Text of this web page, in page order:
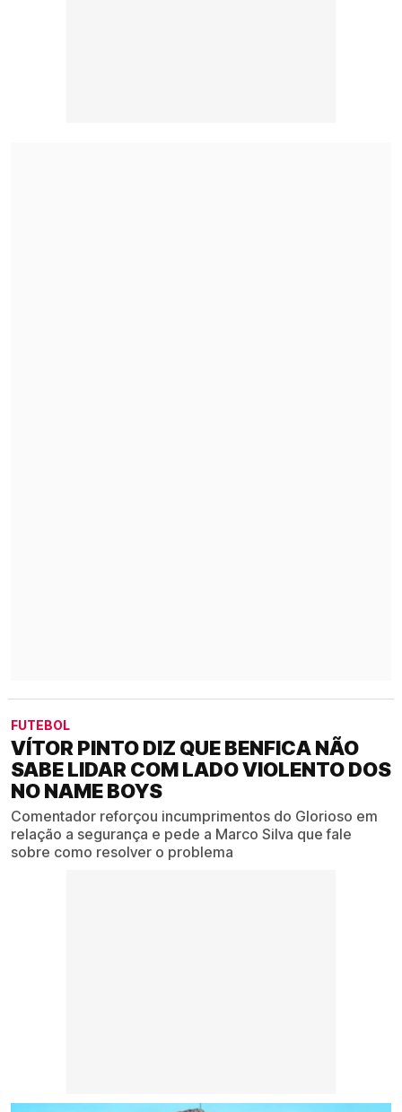
FUTEBOL
VÍTOR PINTO DIZ QUE BENFICA NÃO
SABE LIDAR COM LADO VIOLENTO DOS
NO NAME BOYS
Comentador reforçou incumprimentos do Glorioso em
relação a segurança e pede a Marco Silva que fale
sobre como resolver o problema